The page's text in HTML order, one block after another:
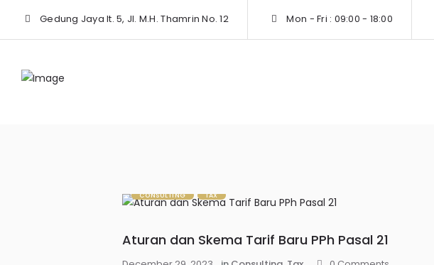
Gedung Jaya lt. 5, Jl. M.H. Thamrin No. 12 Mon - Fri : 09:00 - 18:00
CONSULTING TAX
Aturan dan Skema Tarif Baru PPh Pasal 21